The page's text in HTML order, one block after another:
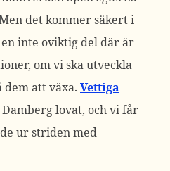
det kommer säkert i
inte oviktig del där är
om vi ska utveckla
dem att växa. Vettiga
lovat, och vi får
ur striden med